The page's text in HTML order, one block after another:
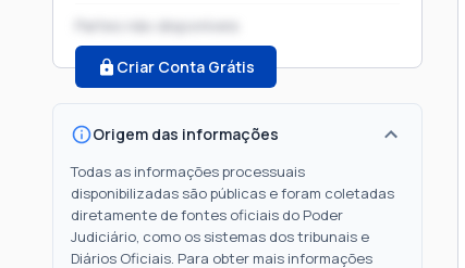
Partes não disponíveis
Criar Conta Grátis
Origem das informações
Todas as informações processuais
disponibilizadas são públicas e foram coletadas
diretamente de fontes oficiais do Poder
Judiciário, como os sistemas dos tribunais e
Diários Oficiais. Para obter mais informações